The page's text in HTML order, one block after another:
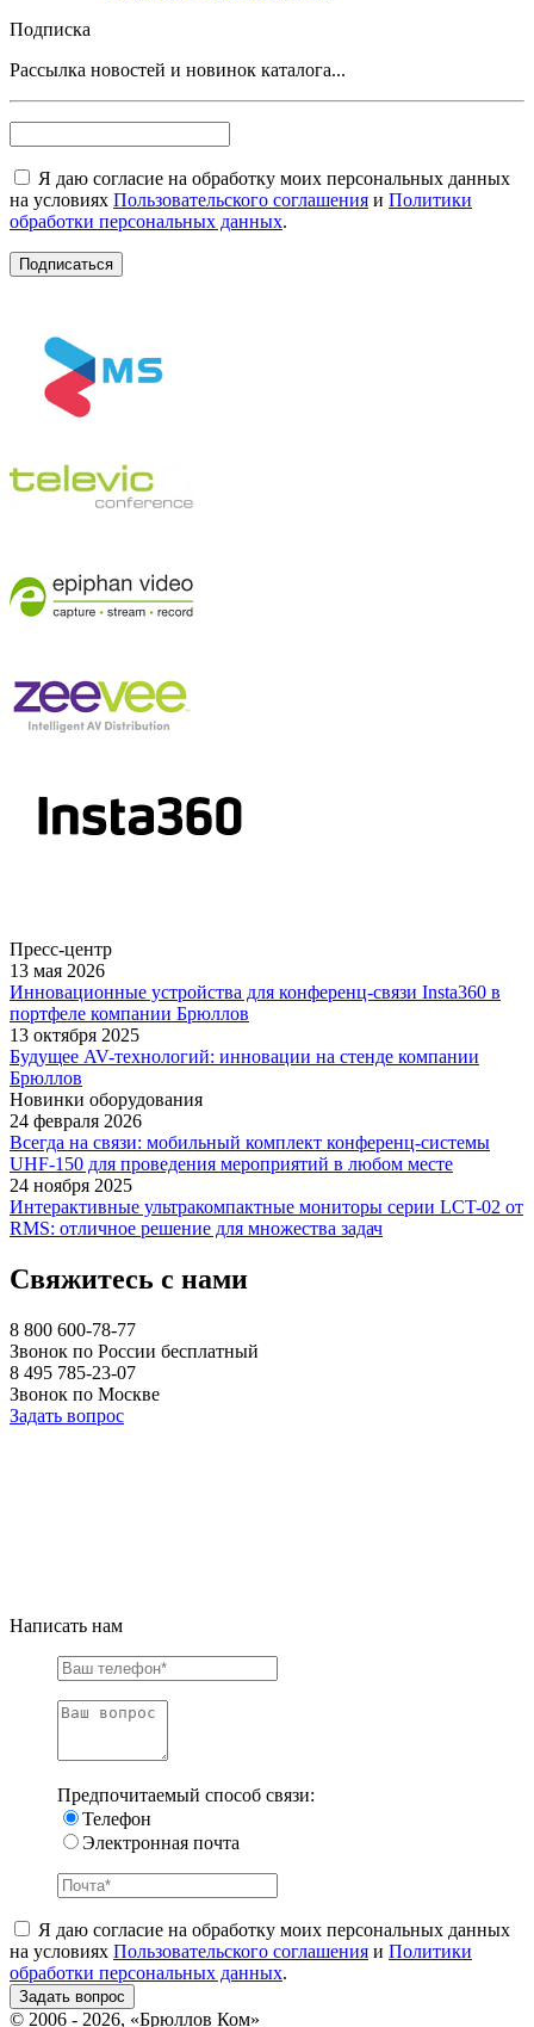
Подписка
Рассылка новостей и новинок каталога...
Я даю согласие на обработку моих персональных данных
на условиях Пользовательского соглашения и Политики
обработки персональных данных.
Пресс-центр
13 мая 2026
Инновационные устройства для конференц-связи Insta360 в
портфеле компании Брюллов
13 октября 2025
Будущее AV-технологий: инновации на стенде компании
Брюллов
Новинки оборудования
24 февраля 2026
Всегда на связи: мобильный комплект конференц-системы
UHF-150 для проведения мероприятий в любом месте
24 ноября 2025
Интерактивные ультракомпактные мониторы серии LCT-02 от
RMS: отличное решение для множества задач
Свяжитесь с нами
8 800 600-78-77
Звонок по России бесплатный
8 495 785-23-07
Звонок по Москве
Задать вопрос
Написать нам
Предпочитаемый способ связи:
Телефон
Электронная почта
Я даю согласие на обработку моих персональных данных
на условиях Пользовательского соглашения и Политики
обработки персональных данных.
© 2006 - 2026, «Брюллов Ком»